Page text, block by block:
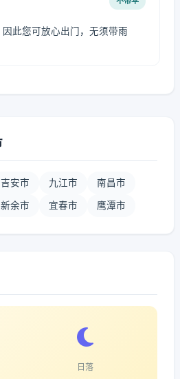
此您可放心出门，无须带雨
吉安市 九江市 南昌市
新余市 宜春市 鹰潭市
日落